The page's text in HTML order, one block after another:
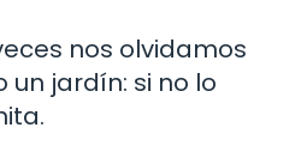
nos olvidamos
un jardín: si no lo